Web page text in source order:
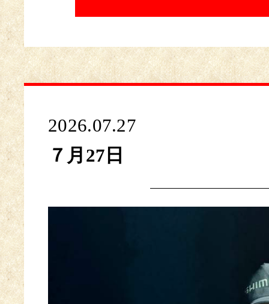
2026.07.27
７月27日